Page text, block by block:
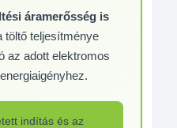
áramerősség is
töltő teljesítménye
az adott elektromos
indítás és az